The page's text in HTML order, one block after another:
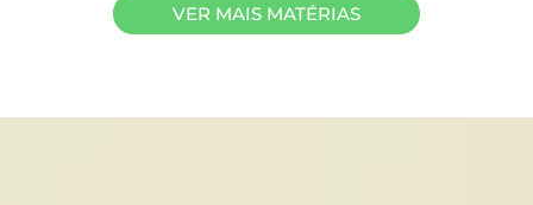
VER MAIS MATÉRIAS